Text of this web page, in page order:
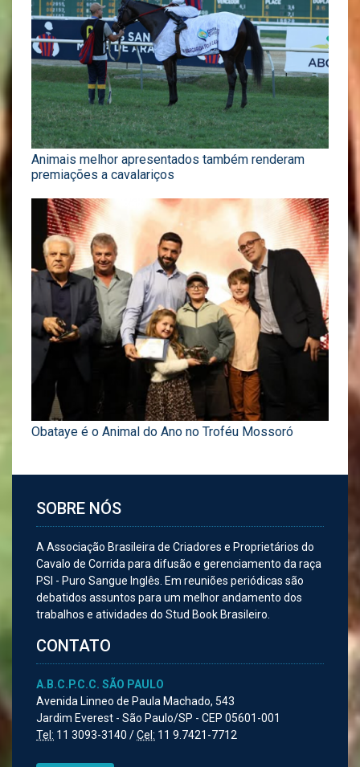
Animais melhor apresentados também renderam
premiações a cavalariços
Obataye é o Animal do Ano no Troféu Mossoró
SOBRE NÓS
A Associação Brasileira de Criadores e Proprietários do
Cavalo de Corrida para difusão e gerenciamento da raça
PSI - Puro Sangue Inglês. Em reuniões periódicas são
debatidos assuntos para um melhor andamento dos
trabalhos e atividades do Stud Book Brasileiro.
CONTATO
A.B.C.P.C.C. SÃO PAULO
Avenida Linneo de Paula Machado, 543
Jardim Everest - São Paulo/SP - CEP 05601-001
Tel: 11 3093-3140 /Cel: 11 9.7421-7712